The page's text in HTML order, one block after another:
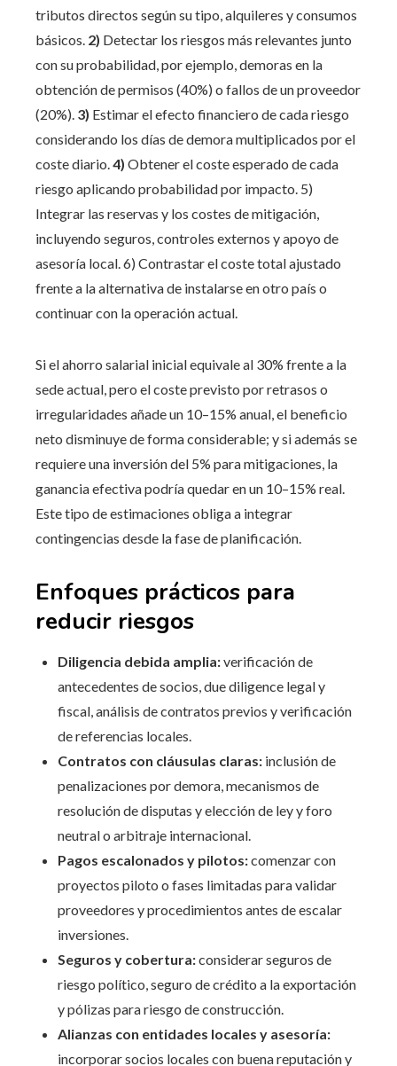
tributos directos según su tipo, alquileres y consumos
básicos. 2) Detectar los riesgos más relevantes junto
con su probabilidad, por ejemplo, demoras en la
obtención de permisos (40%) o fallos de un proveedor
(20%). 3) Estimar el efecto financiero de cada riesgo
considerando los días de demora multiplicados por el
coste diario.4) Obtener el coste esperado de cada
riesgo aplicando probabilidad por impacto. 5)
Integrar las reservas y los costes de mitigación,
incluyendo seguros, controles externos y apoyo de
asesoría local. 6) Contrastar el coste total ajustado
frente a la alternativa de instalarse en otro país o
continuar con la operación actual.
Si el ahorro salarial inicial equivale al 30% frente a la
sede actual, pero el coste previsto por retrasos o
irregularidades añade un 10–15% anual, el beneficio
neto disminuye de forma considerable; y si además se
requiere una inversión del 5% para mitigaciones, la
ganancia efectiva podría quedar en un 10–15% real.
Este tipo de estimaciones obliga a integrar
contingencias desde la fase de planificación.
Enfoques prácticos para
reducir riesgos
Diligencia debida amplia:verificación de
antecedentes de socios, due diligence legal y
fiscal, análisis de contratos previos y verificación
de referencias locales.
Contratos con cláusulas claras: inclusión de
penalizaciones por demora, mecanismos de
resolución de disputas y elección de ley y foro
neutral o arbitraje internacional.
Pagos escalonados y pilotos:comenzar con
proyectos piloto o fases limitadas para validar
proveedores y procedimientos antes de escalar
inversiones.
Seguros y cobertura:considerar seguros de
riesgo político, seguro de crédito a la exportación
y pólizas para riesgo de construcción.
Alianzas con entidades locales y asesoría:
incorporar socios locales con buena reputación y